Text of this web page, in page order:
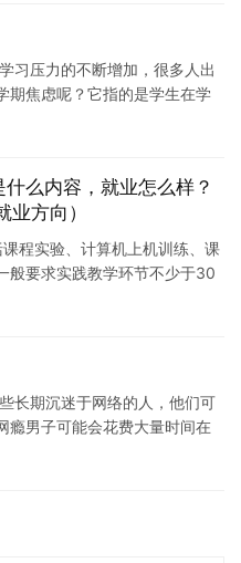
习压力的不断增加，很多人出
期焦虑呢？它指的是学生在学
么内容，就业怎么样？
业方向）
程实验、计算机上机训练、课
般要求实践教学环节不少于30
长期沉迷于网络的人，他们可
瘾男子可能会花费大量时间在